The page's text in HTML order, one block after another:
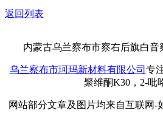
返回列表
内蒙古乌兰察布市察右后旗白音
乌兰察布市珂玛新材料有限公司 专
聚维酮K30，2-吡
网站部分文章及图片均来自互联网-